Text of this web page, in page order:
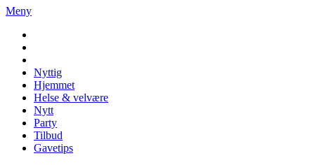
Meny
Nyttig
Hjemmet
Helse & velvære
Nytt
Party
Tilbud
Gavetips